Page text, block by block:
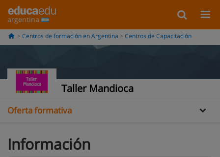
argentina
Centros de formación en Argentina Centros de Capacitación
Taller Mandioca
Opiniones
Oferta formativa
Información